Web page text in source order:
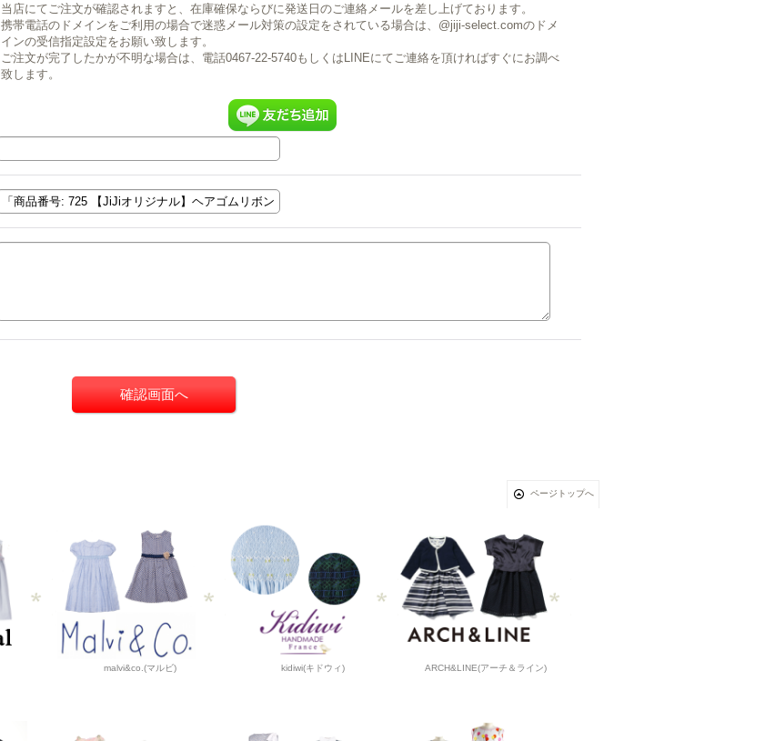
当店にてご注文が確認されますと、在庫確保ならびに発送日のご連絡メールを差し上げております。
携帯電話のドメインをご利用の場合で迷惑メール対策の設定をされている場合は、@jiji-select.comのドメ
インの受信指定設定をお願い致します。
ご注文が完了したかが不明な場合は、電話0467-22-5740もしくはLINEにてご連絡を頂ければすぐにお調べ
致します。
ページトップへ
malvi&co.(マルビ) kidiwi(キドウィ) ARCH&LINE(アーチ＆ライン)